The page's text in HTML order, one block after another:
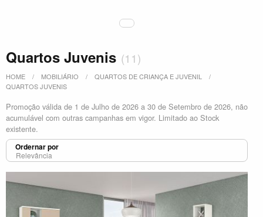
Quartos Juvenis (11)
HOME MOBILIÁRIO
QUARTOS DE CRIANÇA E JUVENIL
QUARTOS JUVENIS
Promoção válida de 1 de Julho de 2026 a 30 de Setembro de 2026, não
acumulável com outras campanhas em vigor. Limitado ao Stock
existente.
Ordernar por